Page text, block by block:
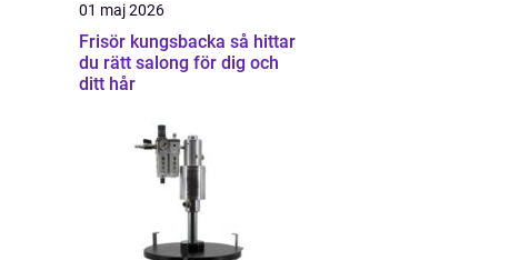
01 maj 2026
Frisör kungsbacka så hittar
du rätt salong för dig och
ditt hår